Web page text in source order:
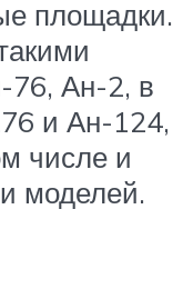
площадки.
76, Ан-2, в
и Ан-124,
числе и
моделей.